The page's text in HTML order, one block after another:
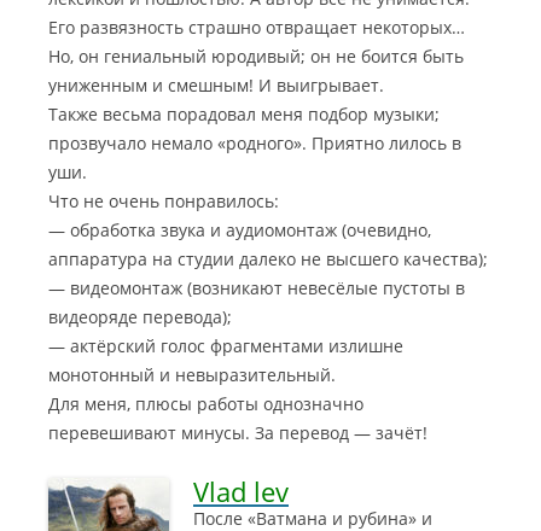
Его развязность страшно отвращает некоторых…
Но, он гениальный юродивый; он не боится быть
униженным и смешным! И выигрывает.
Также весьма порадовал меня подбор музыки;
прозвучало немало «родного». Приятно лилось в
уши.
Что не очень понравилось:
— обработка звука и аудиомонтаж (очевидно,
аппаратура на студии далеко не высшего качества);
— видеомонтаж (возникают невесёлые пустоты в
видеоряде перевода);
— актёрский голос фрагментами излишне
монотонный и невыразительный.
Для меня, плюсы работы однозначно
перевешивают минусы. За перевод — зачёт!
Vlad lev
После «Ватмана и рубина» и